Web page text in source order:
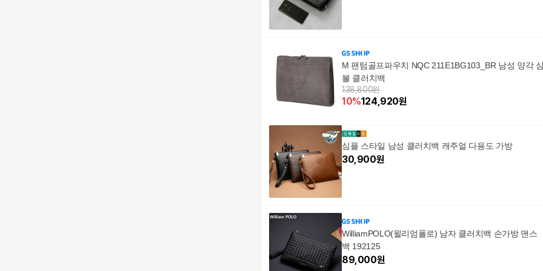
M 팬텀골프파우치 NQC 211E1BG103_BR 남성 양각
볼 클러치백
138,800원
10%124,920원
심플 스타일 남성 클러치백 캐주얼 다용도 가방
30,900원
WilliamPOLO(윌리엄폴로) 남자 클러치백 손가방 맨스
백 192125
89,000원